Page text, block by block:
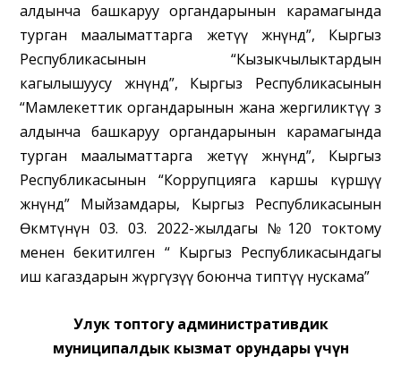
алдынча башкаруу органдарынын карамагында
турган маалыматтарга жетүү жөнүндө”, Кыргыз
Республикасынын “Кызыкчылыктардын
кагылышуусу жөнүндө”, Кыргыз Республикасынын
“Мамлекеттик органдарынын жана жергиликтүү өз
алдынча башкаруу органдарынын карамагында
турган маалыматтарга жетүү жөнүндө”, Кыргыз
Республикасынын “Коррупцияга каршы күрөшүү
жөнүндө” Мыйзамдары, Кыргыз Республикасынын
Өкмөтүнүн 03. 03. 2022-жылдагы №120 токтому
менен бекитилген “ Кыргыз Республикасындагы
иш кагаздарын жүргүзүү боюнча типтүү нускама”
Улук топтогу административдик
муниципалдык кызмат орундары үчүн